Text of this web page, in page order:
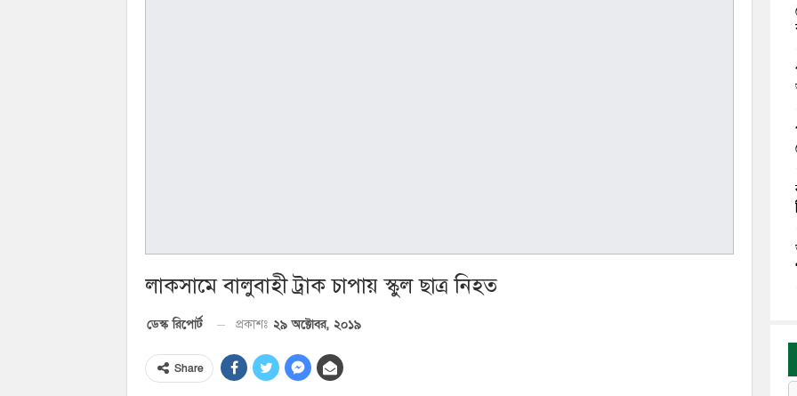
লাকসামে বালুবাহী ট্রাক চাপায় স্কুল ছাত্র নিহত
ডেস্ক রিপোর্ট প্রকাশঃ ২৯ অক্টোবর, ২০১৯
Share